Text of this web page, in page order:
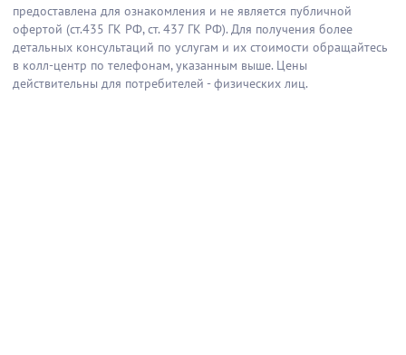
предоставлена для ознакомления и не является публичной
офертой (ст.435 ГК РФ, cт. 437 ГК РФ). Для получения более
детальных консультаций по услугам и их стоимости обращайтесь
в колл-центр по телефонам, указанным выше. Цены
действительны для потребителей - физических лиц.